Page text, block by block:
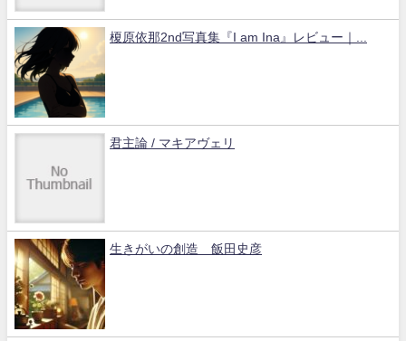
榎原依那2nd写真集『I am Ina』レビュー｜...
君主論 / マキアヴェリ
生きがいの創造 飯田史彦